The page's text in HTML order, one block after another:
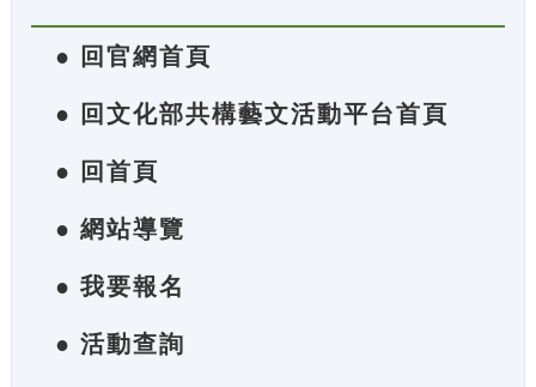
● 回官網首頁
● 回文化部共構藝文活動平台首頁
● 回首頁
● 網站導覽
● 我要報名
● 活動查詢